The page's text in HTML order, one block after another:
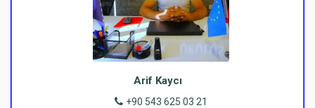
Arif Kaycı
+90 543 625 03 21